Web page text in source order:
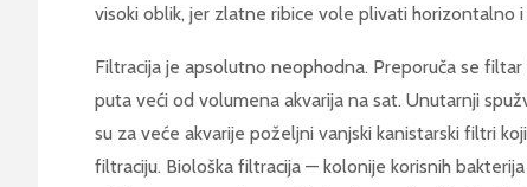
visoki oblik, jer zlatne ribice vole plivati horizontalno i
Filtracija je apsolutno neophodna. Preporuča se
puta veći od volumena akvarija na sat. Unutarnji
su za veće akvarije poželjni vanjski kanistarski filtri
filtraciju. Biološka filtracija — kolonije korisnih